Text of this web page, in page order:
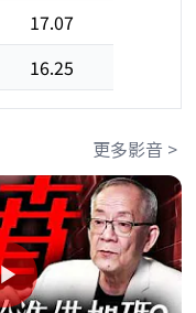
17.07
16.25
更多影音 >